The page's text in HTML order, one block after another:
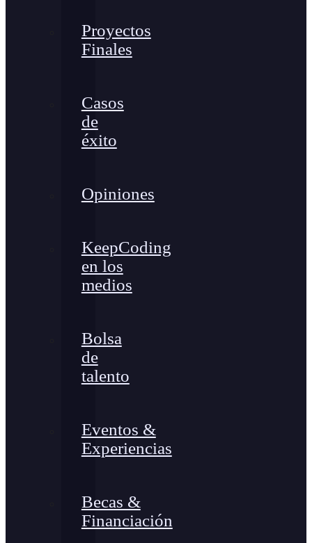
Proyectos
Finales
Casos
de
éxito
Opiniones
KeepCoding
en los
medios
Bolsa
de
talento
Eventos &
Experiencias
Becas &
Financiación